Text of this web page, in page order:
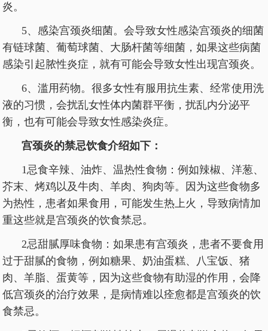
炎。
5、感染宫颈炎细菌。会导致女性感染宫颈炎的细菌
有链球菌、葡萄球菌、大肠杆菌等细菌，如果这些病菌
感染引起脓性炎症，就有可能会导致女性出现宫颈炎。
6、滥用药物。很多女性有服用抗生素、经常使用洗
液的习惯，会扰乱女性体内菌群平衡，扰乱内分泌平
衡，也有可能会导致女性感染炎症。
宫颈炎的禁忌饮食介绍如下：
1忌食辛辣、油炸、温热性食物：例如辣椒、洋葱、
芥末、烤鸡以及牛肉、羊肉、狗肉等。因为这些食物多
为热性，患者如果食用，可能发生热上火，导致病情加
重这些就是宫颈炎的饮食禁忌。
2忌甜腻厚味食物：如果患有宫颈炎，患者不要食用
过于甜腻的食物，例如糖果、奶油蛋糕、八宝饭、猪
肉、羊脂、蛋黄等，因为这些食物有助湿的作用，会降
低宫颈炎的治疗效果，是病情难以痊愈都是宫颈炎的饮
食禁忌。